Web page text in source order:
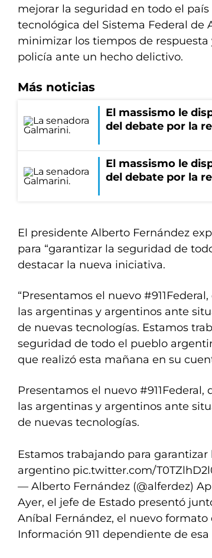
mejorar la seguridad en todo el
tecnológica del Sistema Federal de
minimizar los tiempos de
policía ante un hecho delictivo.
Más noticias
El massismo le
del debate por la
El massismo le
del debate por la
El presidente Alberto Fernández
para “garantizar la seguridad de
destacar la nueva iniciativa.
“Presentamos el nuevo
las argentinas y argentinos ante
de nuevas tecnologías. Estamos
seguridad de todo el pueblo
que realizó esta mañana en su
Presentamos el nuevo #911Federal,
las argentinas y argentinos ante
de nuevas tecnologías.
Estamos trabajando para
argentino pic.twitter.com/
— Alberto Fernández (@alferdez)
Ayer, el jefe de Estado presentó
Aníbal Fernández, el nuevo
Información 911 dependiente de esa